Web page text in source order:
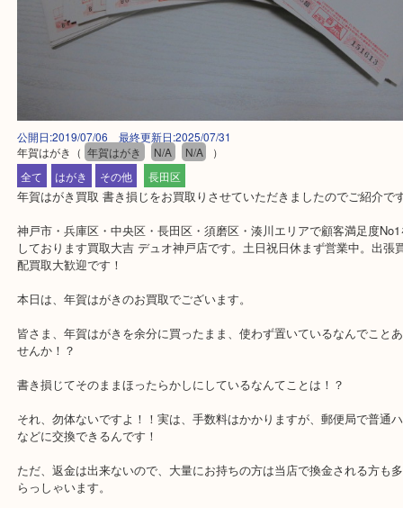
公開日:2019/07/06 最終更新日:2025/07/31
年賀はがき（ 年賀はがき N/A N/A ）
全て
はがき その他
年賀はがき買取 書き損じをお買取りさせていただきましたのでご
神戸市・兵庫区・中央区・長田区・須磨区・湊川エリアで顧客満足
しております買取大吉 デュオ神戸店です。土日祝日休まず営業中
皆さま、年賀はがきを余分に買ったまま、使わず置いているなんで
せんか！？
書き損じてそのままほったらかしにしているなんてことは！？